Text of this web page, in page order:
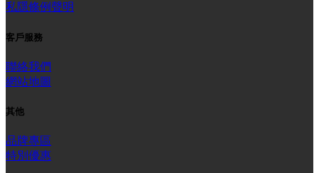
私隱條例聲明
客戶服務
聯絡我們
網站地圖
其他
品牌專區
特別優惠